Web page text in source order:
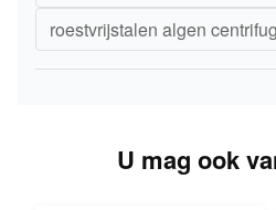
roestvrijstalen algen
U mag ook